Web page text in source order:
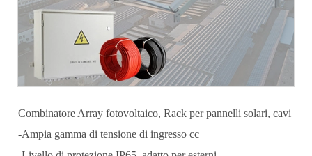
Combinatore Array fotovoltaico, Rack per pannelli solari, cavi
-Ampia gamma di tensione di ingresso cc